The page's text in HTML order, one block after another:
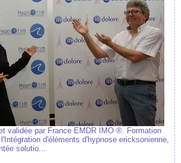
validée par France EMDR IMO ®. Formation
d'éléments d'hypnose ericksonienne,
solutio...